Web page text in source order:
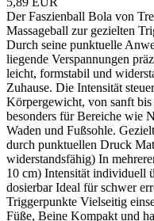
Der Faszienball Bola von
Massageball zur gezielten
Durch seine punktuelle
liegende Verspannungen
leicht, formstabil und
Zuhause. Die Intensität
Körpergewicht, von sanft
besonders für Bereiche wie
Waden und Fußsohle.
durch punktuellen Druck
widerstandsfähig) In
10 cm) Intensität individuell
dosierbar Ideal für schwer
Triggerpunkte Vielseitig
Füße, Beine Kompakt und